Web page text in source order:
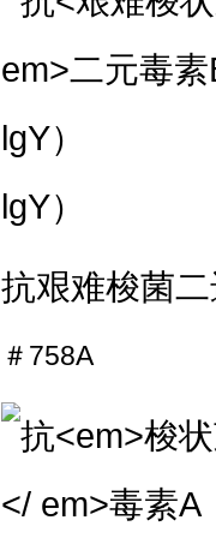
lgY）
抗艰难梭菌
＃758A